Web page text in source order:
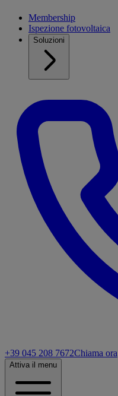
Membership
Ispezione fotovoltaica
Soluzioni
+39 045 208 7672Chiama ora
Attiva il menu